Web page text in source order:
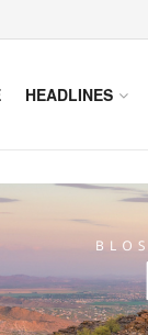
HEADLINES